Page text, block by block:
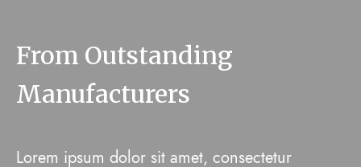
From Outstanding
Manufacturers
Lorem ipsum dolor sit amet, consectetur